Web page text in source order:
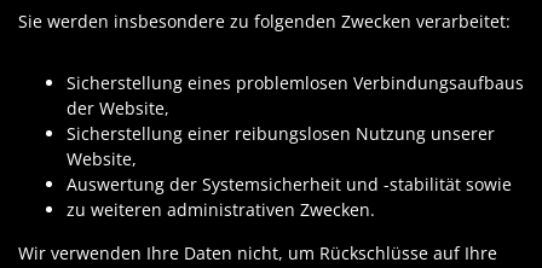
Sie werden insbesondere zu folgenden Zwecken verarbeitet:
Sicherstellung eines problemlosen Verbindungsaufbaus
der Website,
Sicherstellung einer reibungslosen Nutzung unserer
Website,
Auswertung der Systemsicherheit und -stabilität sowie
zu weiteren administrativen Zwecken.
Wir verwenden Ihre Daten nicht, um Rückschlüsse auf Ihre